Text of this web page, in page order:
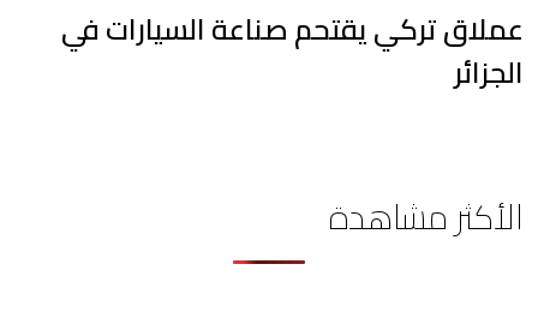
عملاق تركي يقتحم صناعة السيارات في
الجزائر
الأكثر مشاهدة